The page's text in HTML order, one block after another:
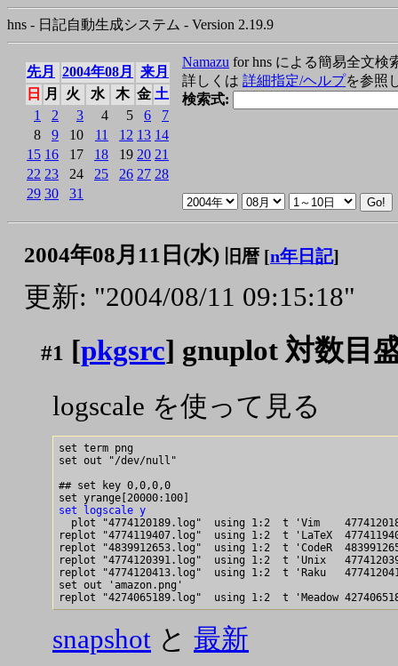
hns - 日記自動生成システム - Version 2.19.9
先月 2004年08月
来月
日
月 火 水 木 金 土
1
2 3 4 5 6
7
8
9 10 11 12 13 14
15 16 17 18 19 20 21
22 23 24 25 26 27 28
29 30 31
Namazu for hns による簡易全文検
詳しくは 詳細指定/ヘルプを参照
検索式:
2004年08月11日(水) 旧暦 [n年日記]
更新: "2004/08/11 09:15:18"
#1 [pkgsrc] gnuplot 対数目
logscale を使って見る
set term png
set out "/dev/null"
## set key 0,0,0,0
set logscale y
plot "4774120189.log"  using 1:2  t 'Vim
replot "4774119407.log"  using 1:2  t 'LaTeX
replot "4839912653.log"  using 1:2  t 'CodeR
replot "4774120391.log"  using 1:2  t 'Unix
replot "4774120413.log"  using 1:2  t 'Raku
set out 'amazon.png'
snapshot と 最新